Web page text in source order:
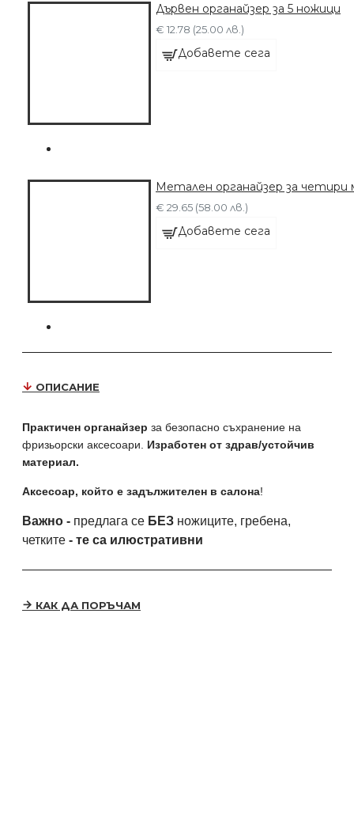
Дървен органайзер за 5 ножици
€ 12.78 (25.00 лв.)
Добавете сега
Метален органайзер за
€ 29.65 (58.00 лв.)
Добавете сега
ОПИСАНИЕ
Практичен органайзер за безопасно съхранение на
фризьорски аксесоари. Изработен от здрав/устойчив
материал.
Аксесоар, който е задължителен в салона!
Важно - предлага се БЕЗ ножиците, гребена,
четките - те са илюстративни
КАК ДА ПОРЪЧАМ